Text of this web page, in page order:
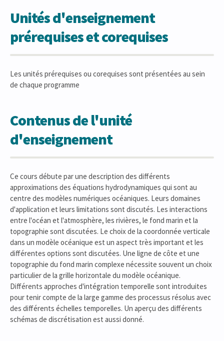
Unités d'enseignement
prérequises et corequises
Les unités prérequises ou corequises sont présentées au sein
de chaque programme
Contenus de l'unité
d'enseignement
Ce cours débute par une description des différents
approximations des équations hydrodynamiques qui sont au
centre des modèles numériques océaniques. Leurs domaines
d'application et leurs limitations sont discutés. Les interactions
entre l'océan et l'atmosphère, les rivières, le fond marin et la
topographie sont discutées. Le choix de la coordonnée verticale
dans un modèle océanique est un aspect très important et les
différentes options sont discutées. Une ligne de côte et une
topographie du fond marin complexe nécessite souvent un choix
particulier de la grille horizontale du modèle océanique.
Différents approches d'intégration temporelle sont introduites
pour tenir compte de la large gamme des processus résolus avec
des différents échelles temporelles. Un aperçu des différents
schémas de discrétisation est aussi donné.